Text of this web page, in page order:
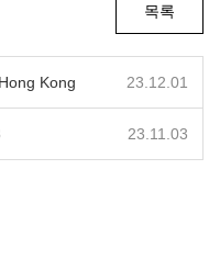
목록
Kong 23.12.01
23.11.03